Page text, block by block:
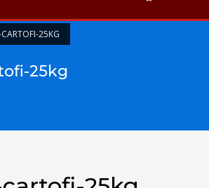
25KG
25kg